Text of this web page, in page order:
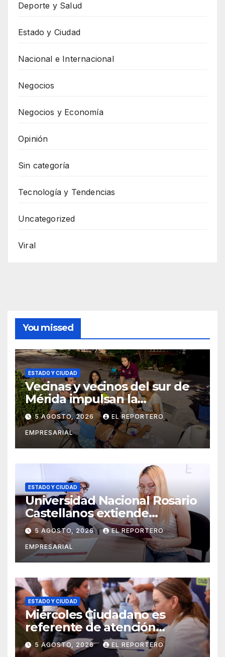
Deporte y Salud
Estado y Ciudad
Nacional e Internacional
Negocios
Negocios y Economía
Opinión
Sin categoría
Tecnología y Tendencias
Uncategorized
Viral
You missed
ESTADO Y CIUDAD
Vecinas y vecinos del sur de
Mérida impulsan la
recuperación de espacios
comunitarios
5 AGOSTO, 2026 EL REPORTERO
EMPRESARIAL
ESTADO Y CIUDAD
Universidad Nacional Rosario
Castellanos extiende
convocatoria de ingreso al 31
de agosto
5 AGOSTO, 2026 EL REPORTERO
EMPRESARIAL
ESTADO Y CIUDAD
Miércoles Ciudadano es
referente de atención
oportuna y clara para las y los
meridanos; Cecilia Patrón
5 AGOSTO, 2026 EL REPORTERO